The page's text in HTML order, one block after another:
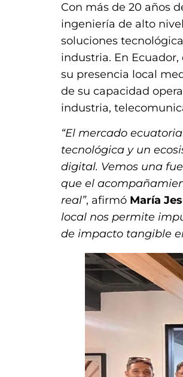
Con más de 20 años
ingeniería de alto
soluciones
industria. En
su presencia local
de su capacidad
industria,
“El mercado
tecnológica y un
digital. Vemos una
que el
real”, afirmó María
local nos permite
de impacto tangible